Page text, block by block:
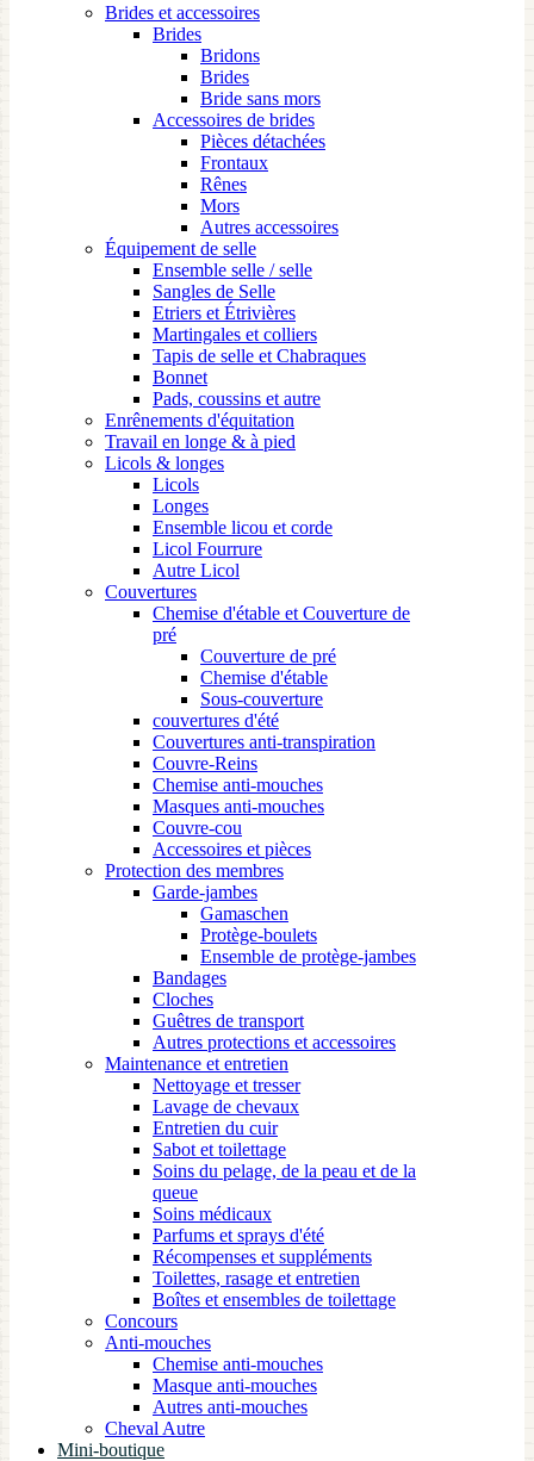
Brides et accessoires
Brides
Bridons
Brides
Bride sans mors
Accessoires de brides
Pièces détachées
Frontaux
Rênes
Mors
Autres accessoires
Équipement de selle
Ensemble selle / selle
Sangles de Selle
Etriers et Étrivières
Martingales et colliers
Tapis de selle et Chabraques
Bonnet
Pads, coussins et autre
Enrênements d'équitation
Travail en longe & à pied
Licols & longes
Licols
Longes
Ensemble licou et corde
Licol Fourrure
Autre Licol
Couvertures
Chemise d'étable et Couverture de
pré
Couverture de pré
Chemise d'étable
Sous-couverture
couvertures d'été
Couvertures anti-transpiration
Couvre-Reins
Chemise anti-mouches
Masques anti-mouches
Couvre-cou
Accessoires et pièces
Protection des membres
Garde-jambes
Gamaschen
Protège-boulets
Ensemble de protège-jambes
Bandages
Cloches
Guêtres de transport
Autres protections et accessoires
Maintenance et entretien
Nettoyage et tresser
Lavage de chevaux
Entretien du cuir
Sabot et toilettage
Soins du pelage, de la peau et de la
queue
Soins médicaux
Parfums et sprays d'été
Récompenses et suppléments
Toilettes, rasage et entretien
Boîtes et ensembles de toilettage
Concours
Anti-mouches
Chemise anti-mouches
Masque anti-mouches
Autres anti-mouches
Cheval Autre
Mini-boutique